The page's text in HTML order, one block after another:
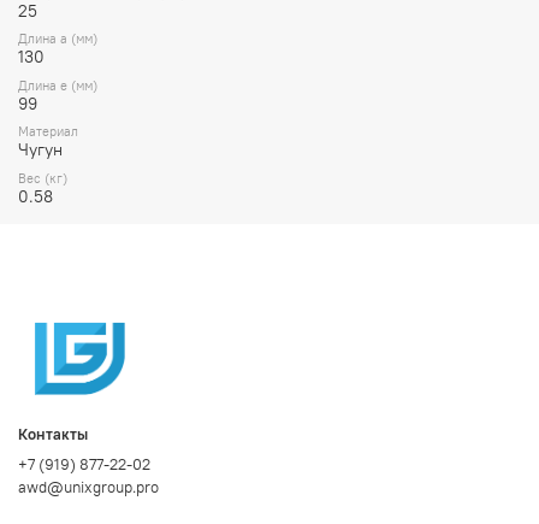
промышленности.
25
Длина a (мм)
130
Длина e (мм)
99
Материал
Чугун
Вес (кг)
0.58
Контакты
+7 (919) 877-22-02
awd@unixgroup.pro